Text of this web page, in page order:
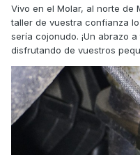
Vivo en el Molar, al norte de
taller de vuestra confianza
sería cojonudo. ¡Un abrazo
disfrutando de vuestros